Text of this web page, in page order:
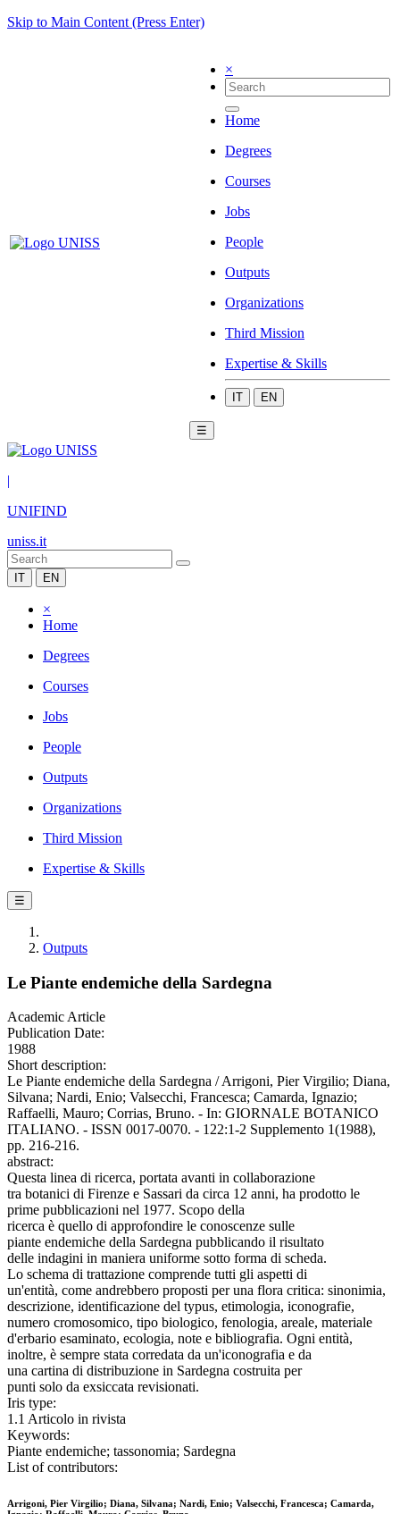
Skip to Main Content (Press Enter)
×
Home
Degrees
Courses
Jobs
People
Outputs
Organizations
Third Mission
Expertise & Skills
IT EN
☰
|
UNIFIND
uniss.it
IT EN
×
Home
Degrees
Courses
Jobs
People
Outputs
Organizations
Third Mission
Expertise & Skills
☰
Outputs
Le Piante endemiche della Sardegna
Academic Article
Publication Date:
1988
Short description:
Le Piante endemiche della Sardegna / Arrigoni, Pier Virgilio; Diana,
Silvana; Nardi, Enio; Valsecchi, Francesca; Camarda, Ignazio;
Raffaelli, Mauro; Corrias, Bruno. - In: GIORNALE BOTANICO
ITALIANO. - ISSN 0017-0070. - 122:1-2 Supplemento 1(1988),
pp. 216-216.
abstract:
Questa linea di ricerca, portata avanti in collaborazione
tra botanici di Firenze e Sassari da circa 12 anni, ha prodotto le
prime pubblicazioni nel 1977. Scopo della
ricerca è quello di approfondire le conoscenze sulle
piante endemiche della Sardegna pubblicando il risultato
delle indagini in maniera uniforme sotto forma di scheda.
Lo schema di trattazione comprende tutti gli aspetti di
un'entità, come andrebbero proposti per una flora critica: sinonimia,
descrizione, identificazione del typus, etimologia, iconografie,
numero cromosomico, tipo biologico, fenologia, areale, materiale
d'erbario esaminato, ecologia, note e bibliografia. Ogni entità,
inoltre, è sempre stata corredata da un'iconografia e da
una cartina di distribuzione in Sardegna costruita per
punti solo da exsiccata revisionati.
Iris type:
1.1 Articolo in rivista
Keywords:
Piante endemiche; tassonomia; Sardegna
List of contributors:
Arrigoni, Pier Virgilio; Diana, Silvana; Nardi, Enio; Valsecchi, Francesca; Camarda,